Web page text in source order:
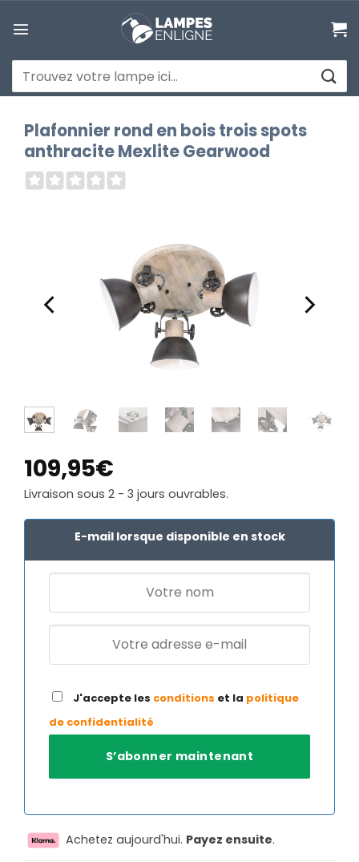
au
Recherche
pour :
Plafonnier rond en bois trois spots
anthracite Mexlite Gearwood
109,95€
Livraison sous 2 - 3 jours ouvrables.
E-mail lorsque disponible en stock
J'accepte les conditions et la politique
de confidentialité
Achetez aujourd'hui. Payez ensuite.